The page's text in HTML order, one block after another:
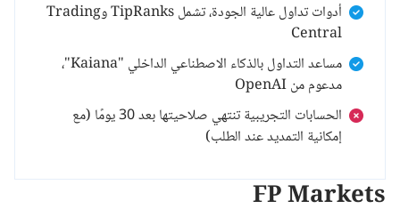
أدوات تداول عالية الجودة، تشمل TipRanks وTrading
Central
مساعد التداول بالذكاء الاصطناعي الداخلي "Kaiana"،
مدعوم من OpenAI
الحسابات التجريبية تنتهي صلاحيتها بعد 30 يومًا (مع
إمكانية التمديد عند الطلب)
FP Markets